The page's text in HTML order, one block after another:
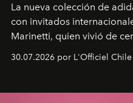
La nueva colección de
con invitados
Marinetti, quien vivió de
30.07.2026 por L'Officiel Chile